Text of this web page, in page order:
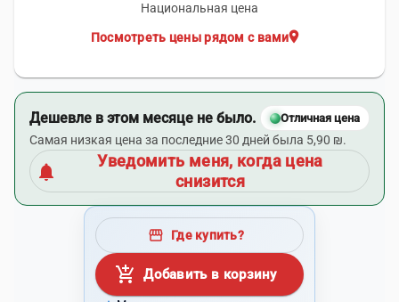
Национальная цена
location_on
Посмотреть цены рядом с вами
Дешевле в этом месяце не было. Отличная цена
Самая низкая цена за последние 30 дней была 5,90 ₪.
notifications
Уведомить меня, когда цена
снизится
storefront Где купить?
add_shopping_cart Добавить в корзину